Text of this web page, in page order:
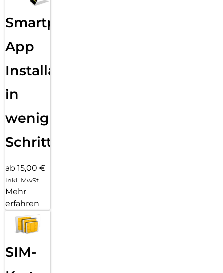
Smartphone
App
Installation
in
wenigen
Schritten
ab 15,00 €
inkl. MwSt.
Mehr
erfahren
SIM-